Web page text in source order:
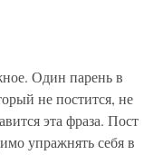
Один парень в
не постится, не
эта фраза. Пост
упражнять себя в